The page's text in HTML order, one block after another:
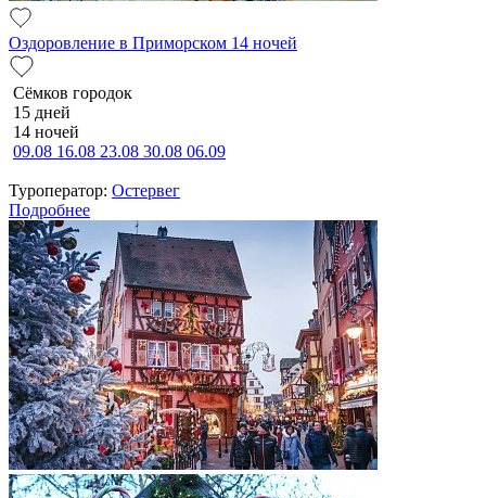
Оздоровление в Приморском 14 ночей
Сёмков городок
15 дней
14 ночей
09.08 16.08 23.08 30.08 06.09
Туроператор: Остервег
Подробнее